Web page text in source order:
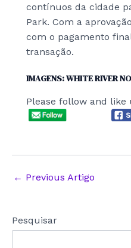
contínuos da cidade
Park. Com a
com o pagamento
transação.
IMAGENS: WHITE RIVER
Please follow and like
Post
← Previous Artigo
Pesquisar